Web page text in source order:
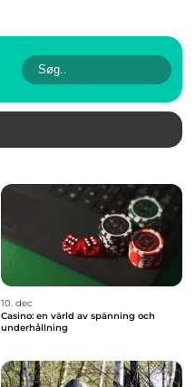
10. dec
Casino: en värld av spänning och
underhållning